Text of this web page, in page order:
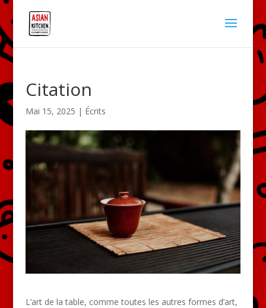
Citation
Mai 15, 2025 | Écrits
L’art de la table, comme toutes les autres formes d’art,